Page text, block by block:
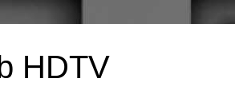
HDTV